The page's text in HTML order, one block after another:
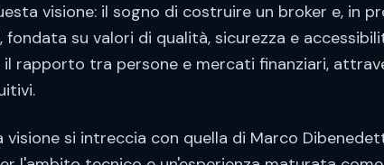
visione: il sogno di costruire un broker e, in
su valori di qualità, sicurezza e
rapporto tra persone e mercati finanziari,
visione si intreccia con quella di Marco